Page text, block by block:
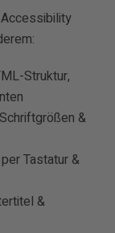
Struktur,
&
Tastatur &
&